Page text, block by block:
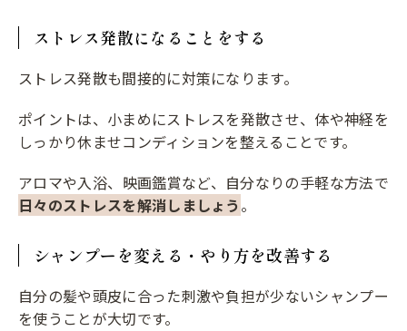
ストレス発散になることをする
ストレス発散も間接的に対策になります。
ポイントは、小まめにストレスを発散させ、体や神経を
しっかり休ませコンディションを整えることです。
アロマや入浴、映画鑑賞など、自分なりの手軽な方法で
日々のストレスを解消しましょう 。
シャンプーを変える・やり方を改善する
自分の髪や頭皮に合った刺激や負担が少ないシャンプー
を使うことが大切です。